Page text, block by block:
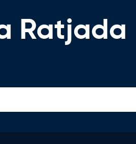
Ratjada